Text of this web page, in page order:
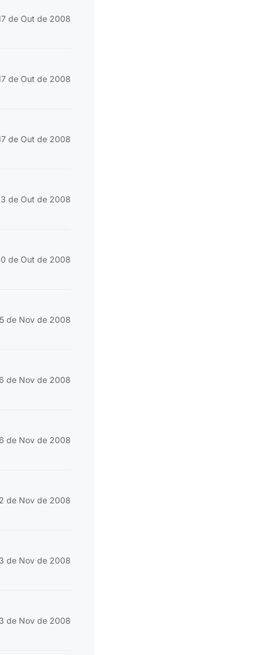
de Out de 2008
de Out de 2008
de Out de 2008
de Out de 2008
de Out de 2008
5 de Nov de 2008
de Nov de 2008
de Nov de 2008
de Nov de 2008
de Nov de 2008
de Nov de 2008